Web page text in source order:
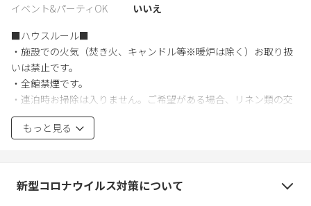
イベント&パーティOK
いいえ
■ハウスルール■
・施設での火気（焚き火、キャンドル等※暖炉は除く）お取り扱
いは禁止です。
・全館禁煙です。
・連泊時お掃除は入りません。ご希望がある場合、リネン類の交
換（別途有料）をいたします。
が近隣からございました場合、契約書禁止事項違約として契約解
除となり即刻ご退館いただくこともございます。
もっと見る
新型コロナウイルス対策について